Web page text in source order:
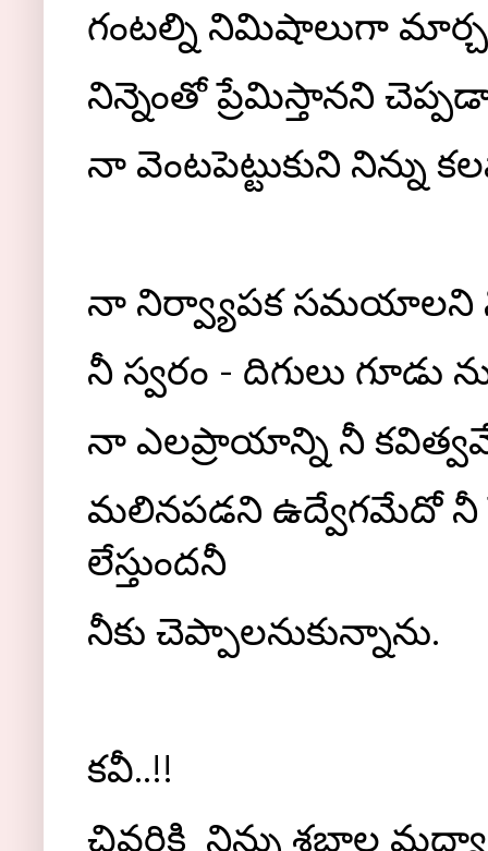
గంటల్ని నిమిషాలుగా
నిన్నెంతో ప్రేమిస్తానని
నా వెంటపెట్టుకుని నిన్ను
నా నిర్వ్యాపక సమయాలని
నీ స్వరం - దిగులు గూడు
నా ఎలప్రాయాన్ని నీ
మలినపడని ఉద్వేగమేదో నీ
లేస్తుందనీ
నీకు చెప్పాలనుకున్నాను.
కవీ..!!
చివరికి నిన్ను శబ్దాల